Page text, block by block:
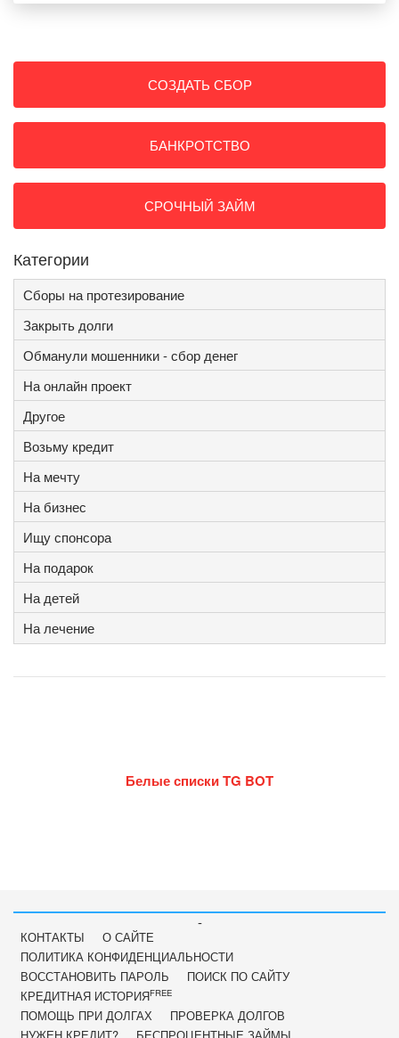
СОЗДАТЬ СБОР
БАНКРОТСТВО
СРОЧНЫЙ ЗАЙМ
Категории
Сборы на протезирование
Закрыть долги
Обманули мошенники - сбор денег
На онлайн проект
Другое
Возьму кредит
На мечту
На бизнес
Ищу спонсора
На подарок
На детей
На лечение
Белые списки TG BOT
-
КОНТАКТЫ
О САЙТЕ
ПОЛИТИКА КОНФИДЕНЦИАЛЬНОСТИ
ВОССТАНОВИТЬ ПАРОЛЬ
ПОИСК ПО САЙТУ
КРЕДИТНАЯ ИСТОРИЯFREE
ПОМОЩЬ ПРИ ДОЛГАХ
ПРОВЕРКА ДОЛГОВ